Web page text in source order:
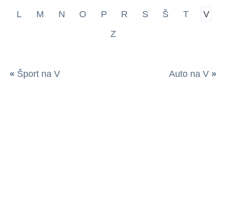
L
M N O P R S Š T
V
Z
« Šport na V Auto na V »